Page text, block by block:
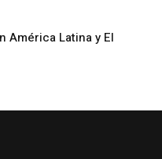
América Latina y El